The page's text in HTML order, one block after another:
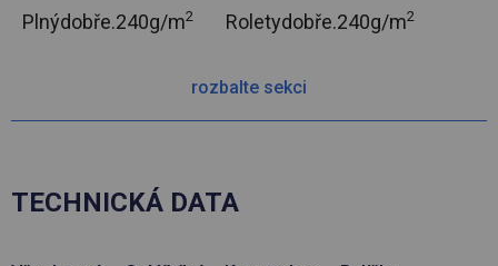
Plnýdobře.240g/m2 Roletydobře.240g/m2
rozbalte sekci
TECHNICKÁ DATA